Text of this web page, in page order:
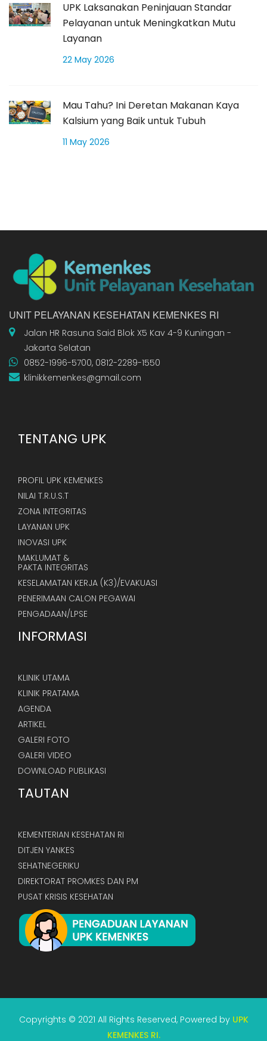
UPK Laksanakan Peninjauan Standar
Pelayanan untuk Meningkatkan Mutu
Layanan
22 May 2026
Mau Tahu? Ini Deretan Makanan Kaya
Kalsium yang Baik untuk Tubuh
11 May 2026
UNIT PELAYANAN KESEHATAN KEMENKES RI
Jalan HR Rasuna Said Blok X5 Kav 4-9 Kuningan -
Jakarta Selatan
0852-1996-5700, 0812-2289-1550
klinikkemenkes@gmail.com
TENTANG UPK
PROFIL UPK KEMENKES
NILAI T.R.U.S.T
ZONA INTEGRITAS
LAYANAN UPK
INOVASI UPK
MAKLUMAT &
PAKTA INTEGRITAS
KESELAMATAN KERJA (K3)/EVAKUASI
PENERIMAAN CALON PEGAWAI
PENGADAAN/LPSE
INFORMASI
KLINIK UTAMA
KLINIK PRATAMA
AGENDA
ARTIKEL
GALERI FOTO
GALERI VIDEO
DOWNLOAD PUBLIKASI
TAUTAN
KEMENTERIAN KESEHATAN RI
DITJEN YANKES
SEHATNEGERIKU
DIREKTORAT PROMKES DAN PM
PUSAT KRISIS KESEHATAN
Copyrights © 2021 All Rights Reserved, Powered by UPK
KEMENKES RI.